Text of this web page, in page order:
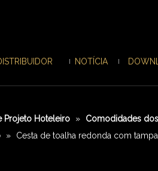
NOTÍCIA
Projeto Hoteleiro » Comodidades
»
Cesta de toalha redonda com